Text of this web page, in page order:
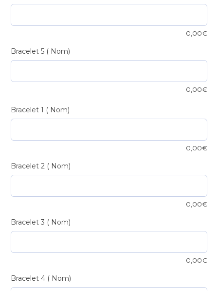
0,00€
Bracelet 5 ( Nom)
0,00€
Bracelet 1 ( Nom)
0,00€
Bracelet 2 ( Nom)
0,00€
Bracelet 3 ( Nom)
0,00€
Bracelet 4 ( Nom)